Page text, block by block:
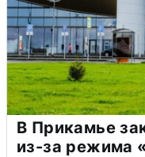
В Прикамье
из-за режима